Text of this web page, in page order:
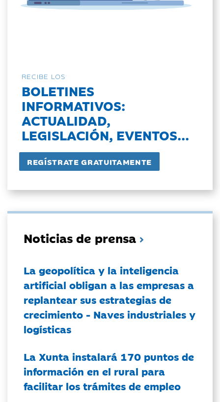
RECIBE LOS
BOLETINES
INFORMATIVOS:
ACTUALIDAD,
LEGISLACIÓN, EVENTOS...
Noticias de prensa
La geopolítica y la inteligencia
artificial obligan a las empresas a
replantear sus estrategias de
crecimiento - Naves industriales y
logísticas
La Xunta instalará 170 puntos de
información en el rural para
facilitar los trámites de empleo